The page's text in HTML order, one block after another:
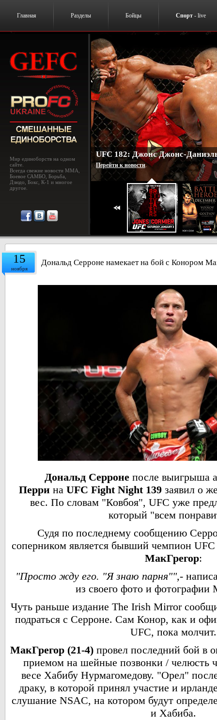
Главная Разделы Бойцы Спорт - live
Мир единоборств на одном
сайте.
Всегда свежие новости MMA,
Боевое САМБО, Борьба,
Дзюдо, Бокс, К-1 и многое
другое.
UFC 182: Джонс Джонс-
Перейти к новости.
15
ноября
Дональд Серроне намекает на бой с Конором
Дональд Серроне после выигрыша
Перри на UFC Fight Night 139 заявил о
вес. По словам "Ковбоя", UFC уже
который "всем
Судя по последнему сообщению
соперником является бывший чемпион
МакГрегор:
"Просто жду его. "Я знаю парня"",-
из своего фото и фотографии
Чуть раньше издание The Irish Mirror
подраться с Серроне. Сам Конор, как и
UFC, пока молчит.
МакГрегор (21-4) провел последний бой в
приемом на шейные позвонки / челюсть
весе Хабибу Нурмагомедову. "Орел"
драку, в которой принял участие и
слушание NSAC, на котором будут
и Хабиба.